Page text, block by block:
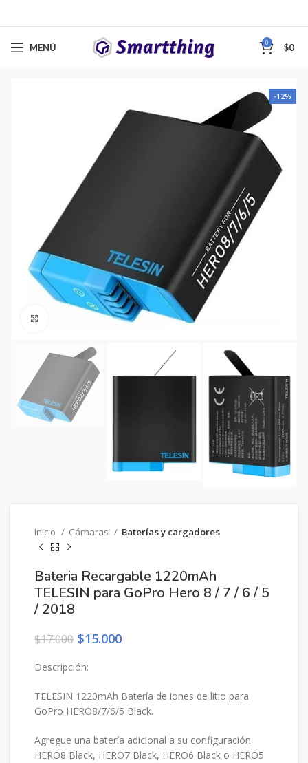
MENÚ 0 $0
-12%
Clic para ampliar
Inicio Cámaras Baterías y cargadores
Bateria Recargable 1220mAh
TELESIN para GoPro Hero 8 / 7 / 6 / 5
/ 2018
$17.000 El
original
$17.000.
$15.000El
$15.000.
Descripción:
TELESIN 1220mAh Batería de iones de litio para
GoPro HERO8/7/6/5 Black.
Agregue una batería adicional a su configuración
HERO8 Black, HERO7 Black, HERO6 Black o HERO5